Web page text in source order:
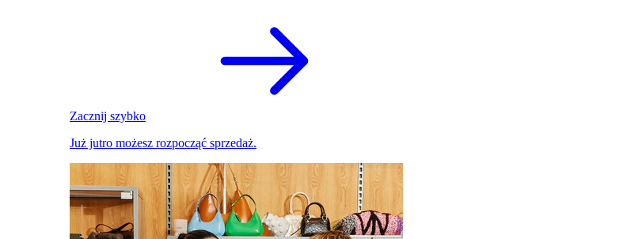
Zacznij szybko
Już jutro możesz rozpocząć sprzedaż.